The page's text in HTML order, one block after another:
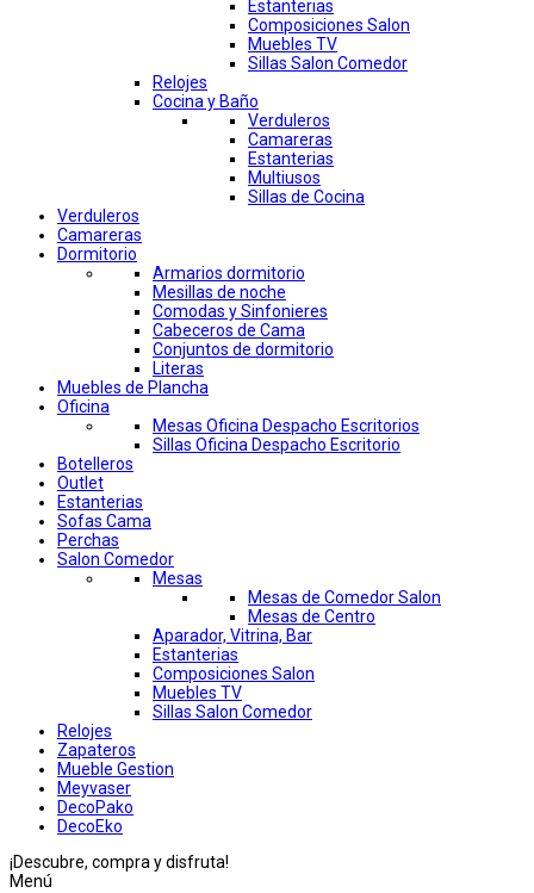
Estanterias
Composiciones Salon
Muebles TV
Sillas Salon Comedor
Relojes
Cocina y Baño
Verduleros
Camareras
Estanterias
Multiusos
Sillas de Cocina
Verduleros
Camareras
Dormitorio
Armarios dormitorio
Mesillas de noche
Comodas y Sinfonieres
Cabeceros de Cama
Conjuntos de dormitorio
Literas
Muebles de Plancha
Oficina
Mesas Oficina Despacho Escritorios
Sillas Oficina Despacho Escritorio
Botelleros
Outlet
Estanterias
Sofas Cama
Perchas
Salon Comedor
Mesas
Mesas de Comedor Salon
Mesas de Centro
Aparador, Vitrina, Bar
Estanterias
Composiciones Salon
Muebles TV
Sillas Salon Comedor
Relojes
Zapateros
Mueble Gestion
Meyvaser
DecoPako
DecoEko
¡Descubre, compra y disfruta!
Menú